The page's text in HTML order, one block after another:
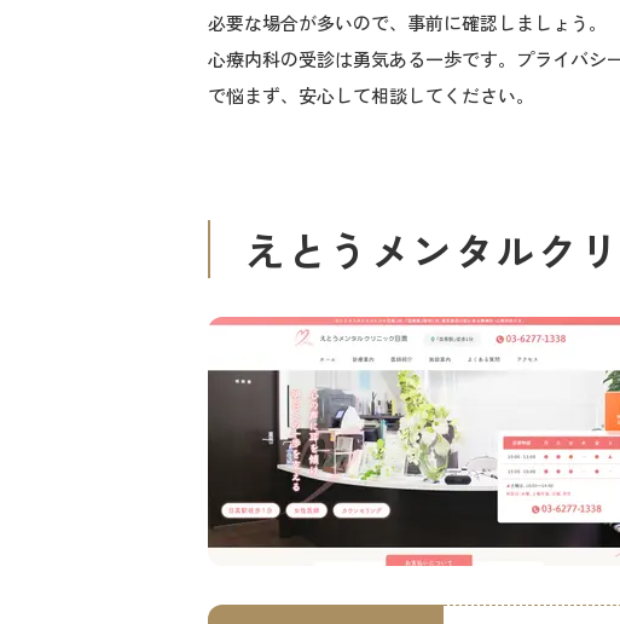
必要な場合が多いので、事前に確認しましょう。
心療内科の受診は勇気ある一歩です。プライバシ
で悩まず、安心して相談してください。
えとうメンタルク